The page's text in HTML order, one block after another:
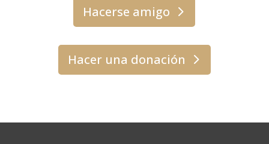
Hacerse amigo
Hacer una donación